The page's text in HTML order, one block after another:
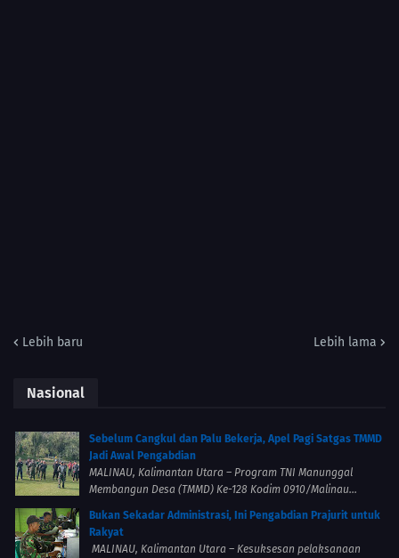
Lebih baru Lebih lama
Nasional
Sebelum Cangkul dan Palu Bekerja, Apel Pagi Satgas TMMD
Jadi Awal Pengabdian
MALINAU, Kalimantan Utara – Program TNI Manunggal
Membangun Desa (TMMD) Ke-128 Kodim 0910/Malinau...
Bukan Sekadar Administrasi, Ini Pengabdian Prajurit untuk
Rakyat
MALINAU, Kalimantan Utara – Kesuksesan pelaksanaan